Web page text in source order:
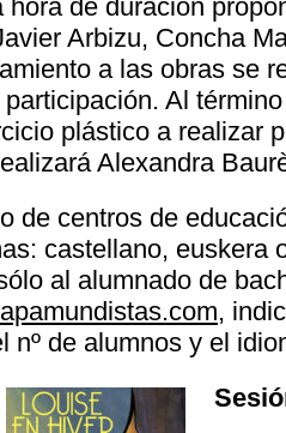
hora de duración
Arbizu, Concha
a las obras se
Al
plástico a realizar
Alexandra
de centros de
castellano, euskera
al alumnado de
,
nº de alumnos y el